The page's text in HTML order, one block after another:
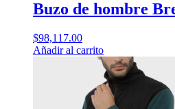
Buzo de hombre
$98,117.00
Añadir al carrito